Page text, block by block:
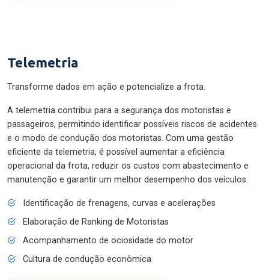
Telemetria
Transforme dados em ação e potencialize a frota.
A telemetria contribui para a segurança dos motoristas e
passageiros, permitindo identificar possíveis riscos de acidentes
e o modo de condução dos motoristas. Com uma gestão
eficiente da telemetria, é possível aumentar a eficiência
operacional da frota, reduzir os custos com abastecimento e
manutenção e garantir um melhor desempenho dos veículos.
Identificação de frenagens, curvas e acelerações
Elaboração de Ranking de Motoristas
Acompanhamento de ociosidade do motor
Cultura de condução econômica